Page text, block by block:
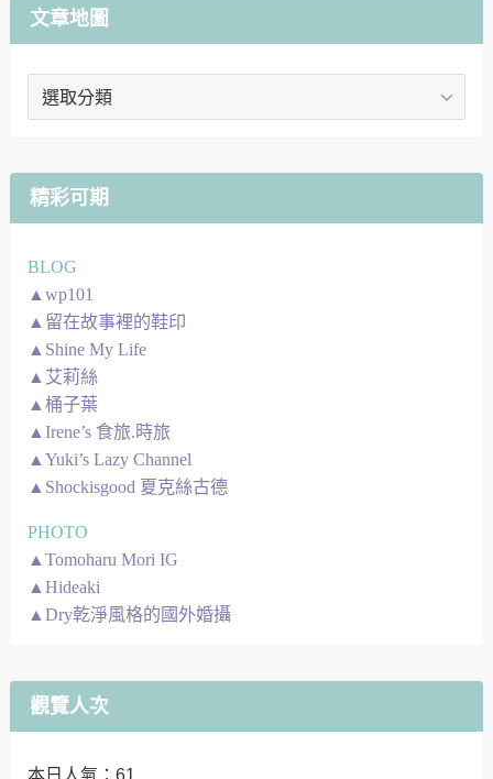
文章地圖
文
精彩可期
BLOG
▲wp101
▲留在故事裡的鞋印
▲Shine My Life
▲艾莉絲
▲桶子葉
▲Irene’s 食旅.時旅
▲Yuki’s Lazy Channel
▲Shockisgood 夏克絲古德
PHOTO
▲Tomoharu Mori IG
▲Hideaki
▲Dry乾淨風格的國外婚攝
觀覽人次
本日人氣：61